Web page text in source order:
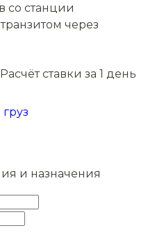
со станции
через
Расчёт ставки за 1 день
и назначения